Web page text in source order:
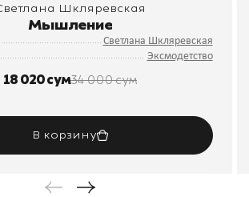
Шкляревская
Мышление
Светлана Шкляревская
Эксмодетство
18 020 сум34 000 сум
В корзину